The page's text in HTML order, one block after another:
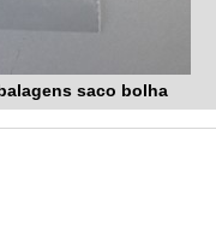
saco bolha